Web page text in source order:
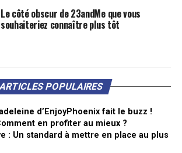
Le côté obscur de 23andMe que vous
souhaiteriez connaître plus tôt
POPULAIRES
d’EnjoyPhoenix fait le buzz !
en profiter au mieux ?
: Un standard à mettre en place au plus